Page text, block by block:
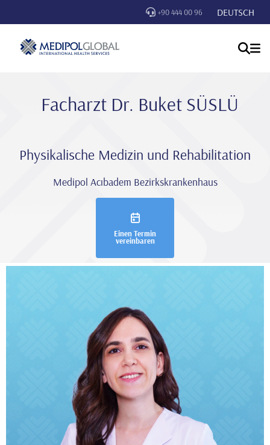
+90 444 00 96 DEUTSCH
Facharzt Dr. Buket SÜSLÜ
Physikalische Medizin und Rehabilitation
Medipol Acıbadem Bezirkskrankenhaus
Einen Termin
vereinbaren